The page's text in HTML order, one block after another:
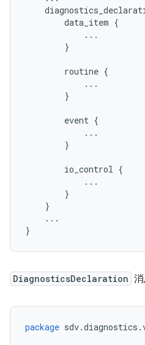
        data_item {
            ...
        }
        routine {
            ...
        }
        event {
            ...
        }
        io_control {
            ...
        }
    }
    ...
DiagnosticsDeclaration
package sdv.diagnostics .